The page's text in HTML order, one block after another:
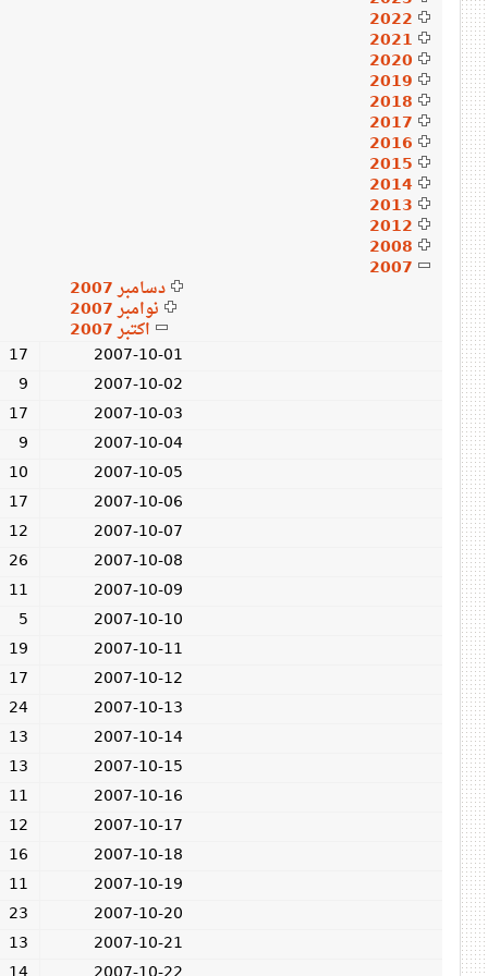
2022
2021
2020
2019
2018
2017
2016
2015
2014
2013
2012
2008
2007
دسامبر 2007
نوامبر 2007
اکتبر 2007
2007-10-01
17
2007-10-02
9
2007-10-03
17
2007-10-04
9
2007-10-05
10
2007-10-06
17
2007-10-07
12
2007-10-08
26
2007-10-09
11
2007-10-10
5
2007-10-11
19
2007-10-12
17
2007-10-13
24
2007-10-14
13
2007-10-15
13
2007-10-16
11
2007-10-17
12
2007-10-18
16
2007-10-19
11
2007-10-20
23
2007-10-21
13